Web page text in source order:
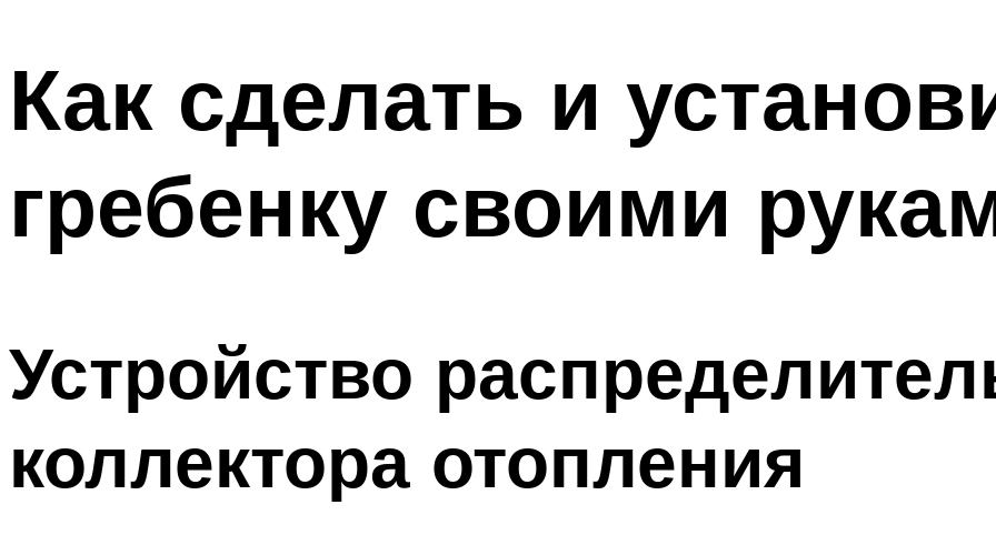
Как сделать и
гребенку своими
Устройство
коллектора отопления